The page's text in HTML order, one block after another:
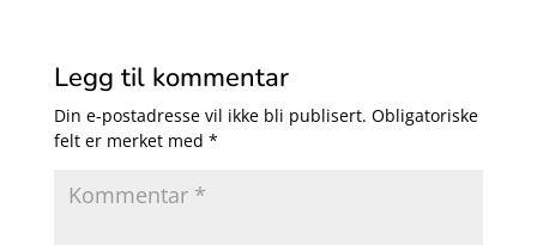
Legg til kommentar
Din e-postadresse vil ikke bli publisert. Obligatoriske
felt er merket med *